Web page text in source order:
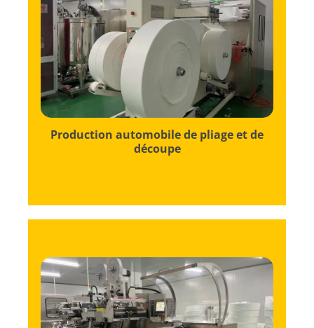
Production automobile de pliage et de
découpe
Utilisant des machines automatisées de
pointe, ce processus garantit que chaque
feuille est uniformément pliée et coupée
selon nos spécifications exactes.